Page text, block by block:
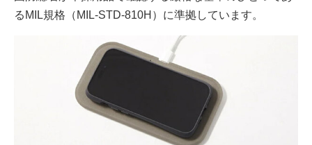
るMIL規格（MIL-STD-810H）に準拠しています。